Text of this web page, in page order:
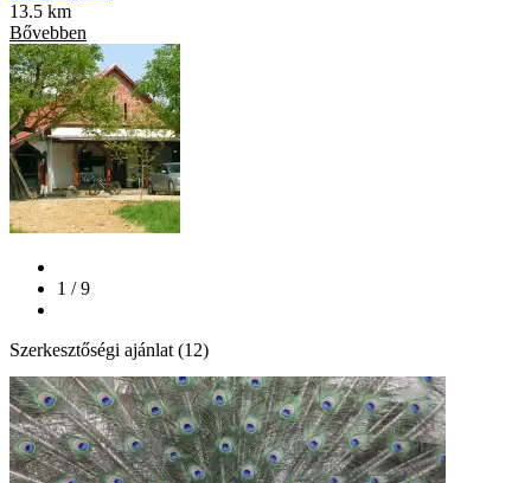
13.5 km
Bővebben
1 / 9
Szerkesztőségi ajánlat (12)